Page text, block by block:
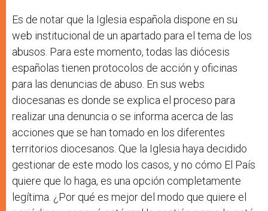
Es de notar que la Iglesia española dispone en su
web institucional de un apartado para el tema de los
abusos. Para este momento, todas las diócesis
españolas tienen protocolos de acción y oficinas
para las denuncias de abuso. En sus webs
diocesanas es donde se explica el proceso para
realizar una denuncia o se informa acerca de las
acciones que se han tomado en los diferentes
territorios diocesanos. Que la Iglesia haya decidido
gestionar de este modo los casos, y no cómo El País
quiere que lo haga, es una opción completamente
legítima. ¿Por qué es mejor del modo que quiere el